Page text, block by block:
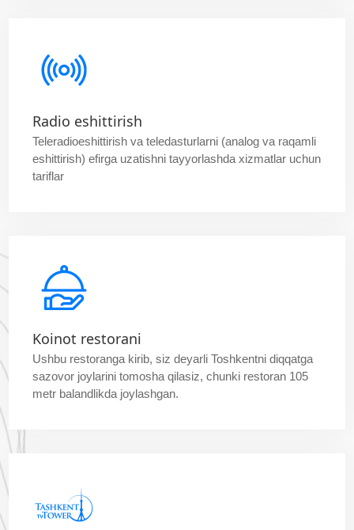
Radio eshittirish
Teleradioeshittirish va teledasturlarni (analog va raqamli
eshittirish) efirga uzatishni tayyorlashda xizmatlar uchun
tariflar
Koinot restorani
Ushbu restoranga kirib, siz deyarli Toshkentni diqqatga
sazovor joylarini tomosha qilasiz, chunki restoran 105
metr balandlikda joylashgan.